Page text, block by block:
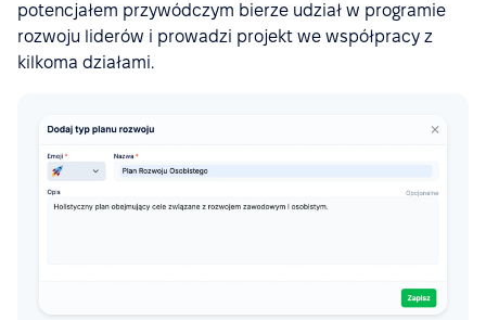
potencjałem przywódczym bierze udział w programie
rozwoju liderów i prowadzi projekt we współpracy z
kilkoma działami.